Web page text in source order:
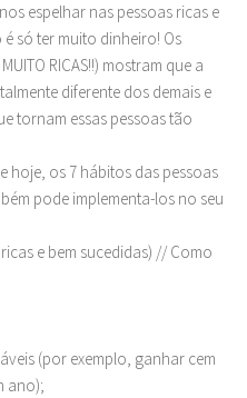
espelhar nas pessoas ricas e
só ter muito dinheiro! Os
RICAS!!) mostram que a
diferente dos demais e
tornam essas pessoas tão
hoje, os 7 hábitos das pessoas
pode implementa-los no seu
ricas e bem sucedidas) // Como
(por exemplo, ganhar cem
ano);